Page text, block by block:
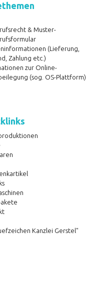
& Muster-
(Lieferung,
Zahlung etc.)
zur Online-
(sog. OS-Plattform)